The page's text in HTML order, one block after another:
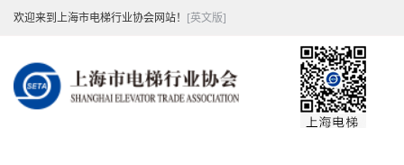
欢迎来到上海市电梯行业协会网站！ [英文版]